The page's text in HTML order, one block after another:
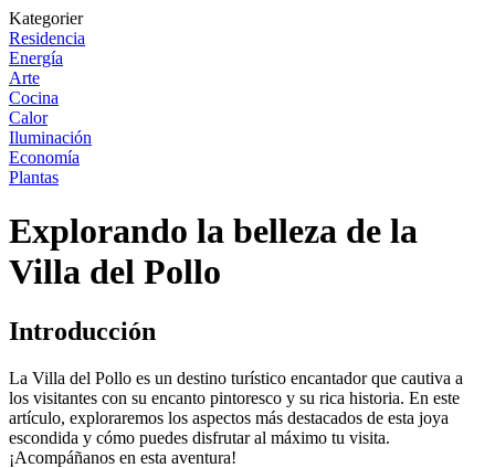
Kategorier
Residencia
Energía
Arte
Cocina
Calor
Iluminación
Economía
Plantas
Explorando la belleza de la
Villa del Pollo
Introducción
La Villa del Pollo es un destino turístico encantador que cautiva a
los visitantes con su encanto pintoresco y su rica historia. En este
artículo, exploraremos los aspectos más destacados de esta joya
escondida y cómo puedes disfrutar al máximo tu visita.
¡Acompáñanos en esta aventura!